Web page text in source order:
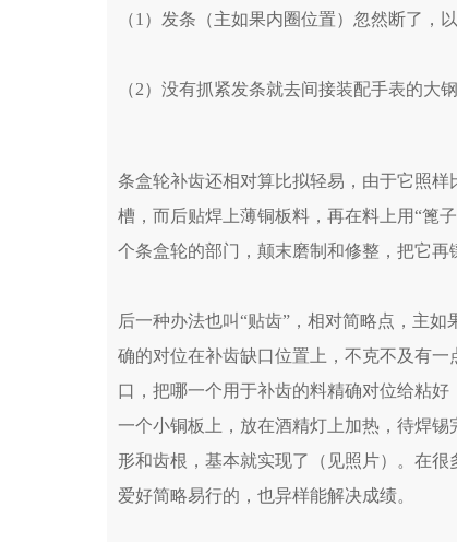
（1）发条（主如果内圈位置）忽然断了，
（2）没有抓紧发条就去间接装配手表的大钢
条盒轮补齿还相对算比拟轻易，由于它照
槽，而后贴焊上薄铜板料，再在料上用“篦
个条盒轮的部门，颠末磨制和修整，把它再
后一种办法也叫“贴齿”，相对简略点，主
确的对位在补齿缺口位置上，不克不及有
口，把哪一个用于补齿的料精确对位给粘
一个小铜板上，放在酒精灯上加热，待焊
形和齿根，基本就实现了（见照片）。在
爱好简略易行的，也异样能解决成绩。